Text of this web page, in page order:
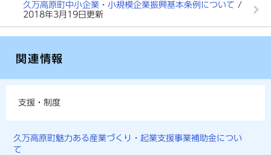
久万高原町中小企業・小規模企業振興基本条例について /
2018年3月19日更新
関連情報
支援・制度
久万高原町魅力ある産業づくり・起業支援事業補助金につい
て